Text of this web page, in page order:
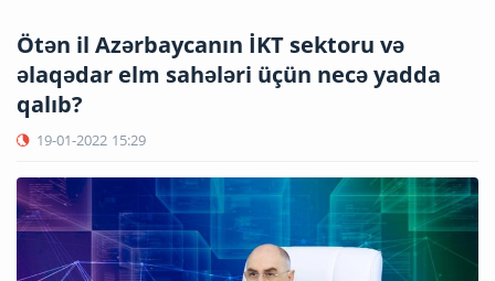
Ötən il Azərbaycanın İKT sektoru və
əlaqədar elm sahələri üçün necə yadda
qalıb?
19-01-2022 15:29